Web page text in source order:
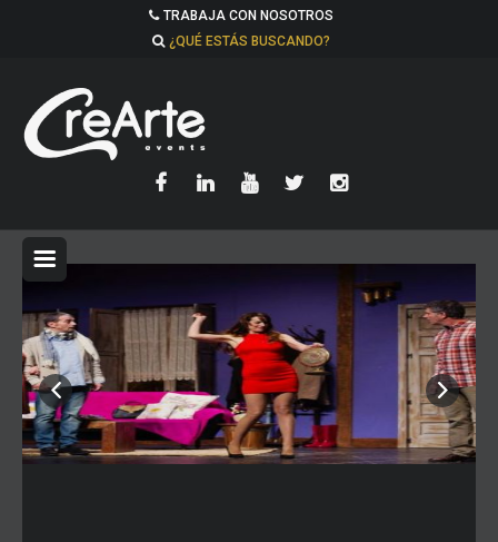
TRABAJA CON NOSOTROS
¿QUÉ ESTÁS BUSCANDO?